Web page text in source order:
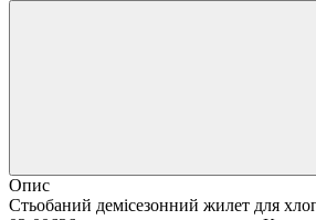
Опис
Стьобаний демісезонний жилет для